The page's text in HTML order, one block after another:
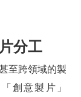
分工
至跨領域的製
創意製片」